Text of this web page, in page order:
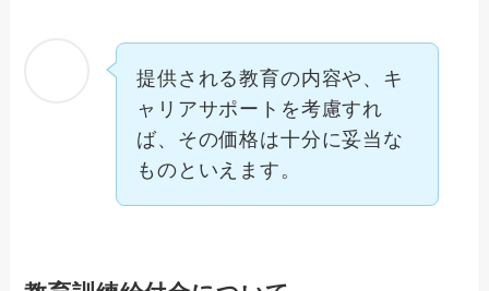
提供される教育の内容や、キ
ャリアサポートを考慮すれ
ば、その価格は十分に妥当な
ものといえます。